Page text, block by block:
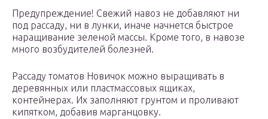
Предупреждение! Свежий навоз не добавляют ни
под рассаду, ни в лунки, иначе начнется быстрое
наращивание зеленой массы. Кроме того, в навозе
много возбудителей болезней.
Рассаду томатов Новичок можно выращивать в
деревянных или пластмассовых ящиках,
контейнерах. Их заполняют грунтом и проливают
кипятком, добавив марганцовку.